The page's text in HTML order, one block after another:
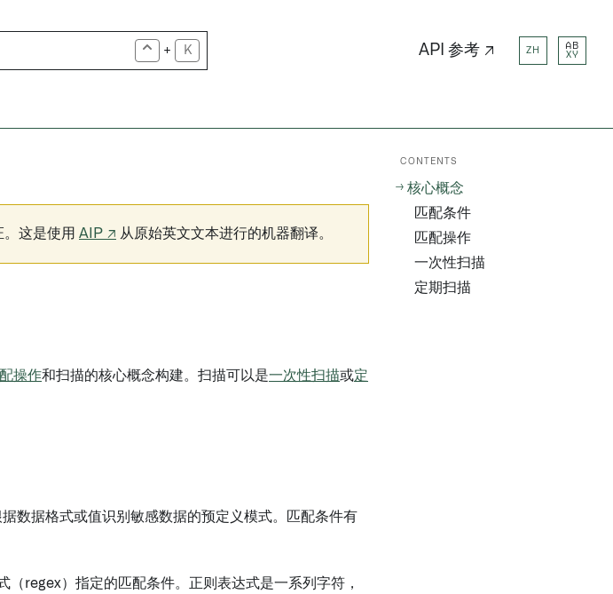
+ K API 参考 ↗ ZH
AB
XY
这是使用 AIP ↗ 从原始英文文本进行的机器翻译。
操作和扫描的核心概念构建。扫描可以是一次性扫描或定
数据格式或值识别敏感数据的预定义模式。匹配条件有
（regex）指定的匹配条件。正则表达式是一系列字符，
CONTENTS
核心概念
匹配条件
匹配操作
一次性扫描
定期扫描